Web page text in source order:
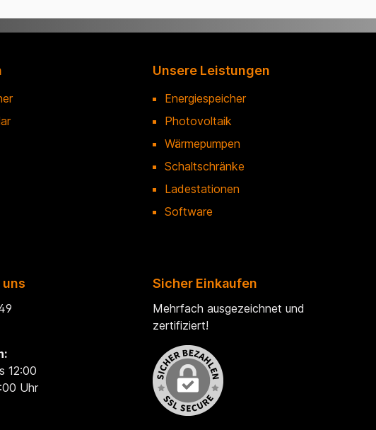
Unsere Leistungen
Energiespeicher
Photovoltaik
Wärmepumpen
Schaltschränke
Ladestationen
Software
uns
12:00
Uhr
Sicher Einkaufen
Mehrfach ausgezeichnet und
zertifiziert!